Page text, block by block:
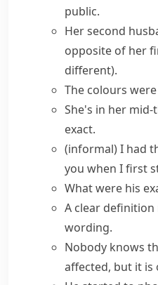
public.
Her second
opposite of her
different).
The colours
She's in her
exact.
(informal)I had
you when I first
What were his
A clear
wording.
Nobody knows
affected, but it is